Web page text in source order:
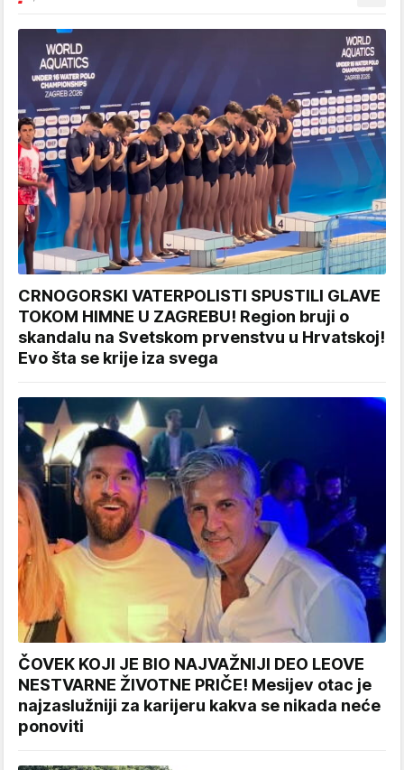
CRNOGORSKI VATERPOLISTI SPUSTILI GLAVE
TOKOM HIMNE U ZAGREBU! Region bruji o
skandalu na Svetskom prvenstvu u Hrvatskoj!
Evo šta se krije iza svega
ČOVEK KOJI JE BIO NAJVAŽNIJI DEO LEOVE
NESTVARNE ŽIVOTNE PRIČE! Mesijev otac je
najzaslužniji za karijeru kakva se nikada neće
ponoviti